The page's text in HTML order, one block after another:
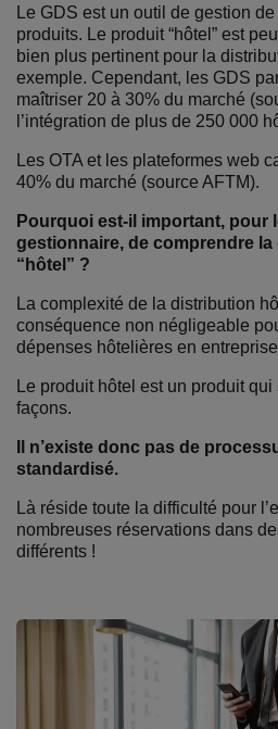
Le GDS est un outil de gestion
produits. Le produit “hôtel” est
bien plus pertinent pour la
exemple. Cependant, les GDS
maîtriser 20 à 30% du marché
l’intégration de plus de 250 000
Les OTA et les plateformes web
40% du marché (source AFTM).
Pourquoi est-il important, pour
gestionnaire, de comprendre
“hôtel” ?
La complexité de la distribution
conséquence non négligeable
dépenses hôtelières en
Le produit hôtel est un produit
façons.
Il n’existe donc pas de
standardisé.
Là réside toute la difficulté pour
nombreuses réservations dans
différents !